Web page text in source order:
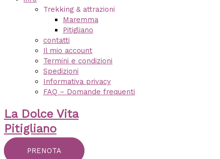
Trekking & attrazioni
Maremma
Pitigliano
contatti
Il mio account
Termini e condizioni
Spedizioni
Informativa privacy
FAQ – Domande frequenti
La Dolce Vita
Pitigliano
PRENOTA